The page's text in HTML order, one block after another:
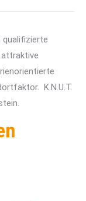
qualifizierte
K.N.U.T.